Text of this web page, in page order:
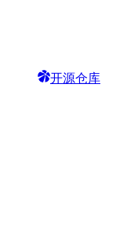
开源仓库